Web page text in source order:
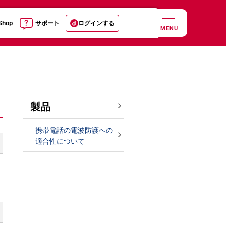
サポート ログインする
MENU
製品
携帯電話の電波防護への
適合性について